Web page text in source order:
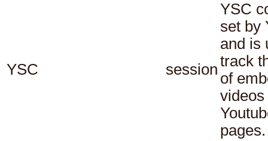
YSC session
YSC
set by
and is
track
of
videos
pages.